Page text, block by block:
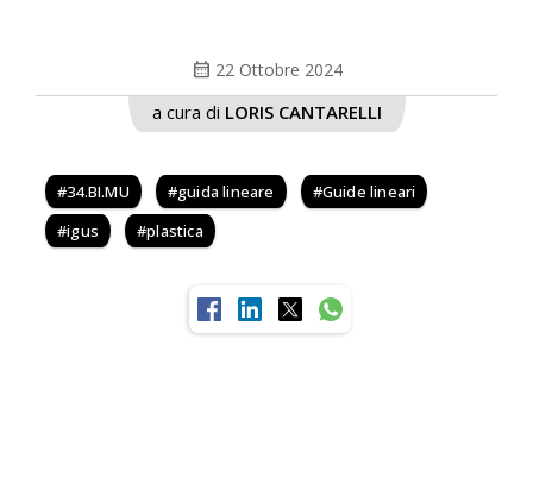
calendar_month 22 Ottobre 2024
a cura di LORIS CANTARELLI
34.BI.MU guida lineare
Guide lineari
igus
plastica